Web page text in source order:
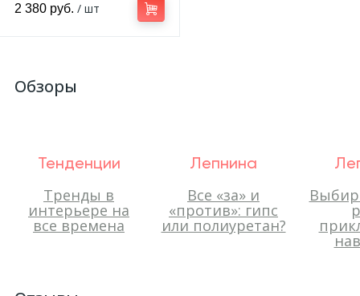
2 380 руб. / шт
Обзоры
Тенденции
Тренды в
интерьере на
все времена
Лепнина
Все «за» и
«против»: гипс
или полиуретан?